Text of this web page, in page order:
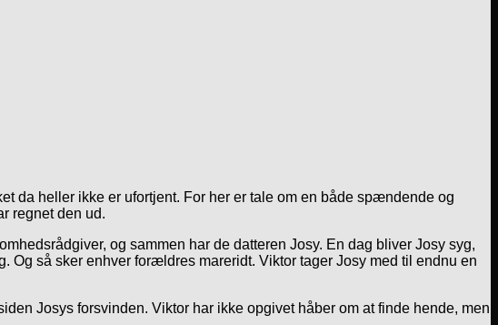
da heller ikke er ufortjent. For her er tale om en både spændende og
regnet den ud.
og sammen har de datteren Josy. En dag bliver Josy syg,
så sker enhver forældres mareridt. Viktor tager Josy med til endnu en
Josys forsvinden. Viktor har ikke opgivet håber om at finde hende, men